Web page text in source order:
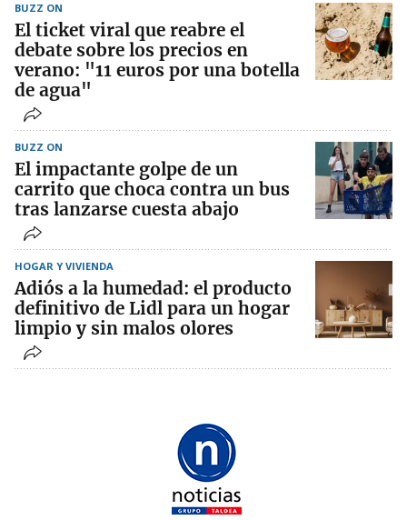
BUZZ ON
El ticket viral que reabre el
debate sobre los precios en
verano: "11 euros por una botella
de agua"
BUZZ ON
El impactante golpe de un
carrito que choca contra un bus
tras lanzarse cuesta abajo
HOGAR Y VIVIENDA
Adiós a la humedad: el producto
definitivo de Lidl para un hogar
limpio y sin malos olores